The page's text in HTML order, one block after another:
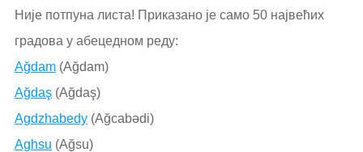
Није потпуна листа! Приказано је само 50 највећих
градова у абецедном реду:
Ağdam(Ağdam)
Ağdaş(Ağdaş)
Agdzhabedy(Ağcabǝdi)
Aghsu (Ağsu)